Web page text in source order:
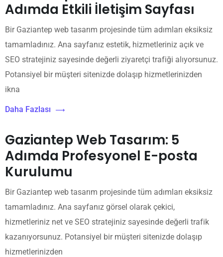
Adımda Etkili İletişim Sayfası
Bir Gaziantep web tasarım projesinde tüm adımları eksiksiz
tamamladınız. Ana sayfanız estetik, hizmetleriniz açık ve
SEO stratejiniz sayesinde değerli ziyaretçi trafiği alıyorsunuz.
Potansiyel bir müşteri sitenizde dolaşıp hizmetlerinizden
ikna
Daha Fazlası
Gaziantep Web Tasarım: 5
Adımda Profesyonel E-posta
Kurulumu
Bir Gaziantep web tasarım projesinde tüm adımları eksiksiz
tamamladınız. Ana sayfanız görsel olarak çekici,
hizmetleriniz net ve SEO stratejiniz sayesinde değerli trafik
kazanıyorsunuz. Potansiyel bir müşteri sitenizde dolaşıp
hizmetlerinizden